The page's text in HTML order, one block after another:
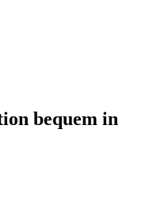
bequem in